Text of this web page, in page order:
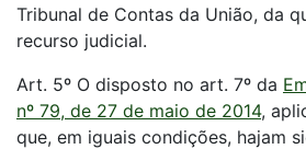
Tribunal de Contas da União, da
recurso judicial.
Art. 5º O disposto no art. 7º da
nº 79, de 27 de maio de 2014,
que, em iguais condições, hajam